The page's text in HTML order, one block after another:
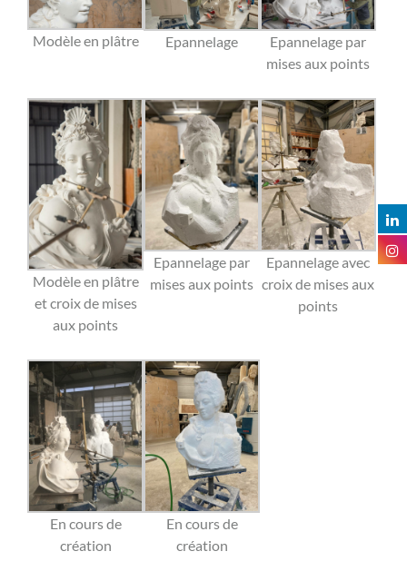
Modèle en plâtre Epannelage
Epannelage par
mises aux points
Modèle en plâtre
et croix de mises
aux points
Epannelage par
mises aux points
Epannelage avec
croix de mises aux
points
En cours de
création
En cours de
création